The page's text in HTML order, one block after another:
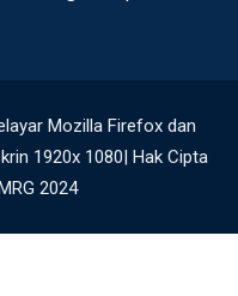
Mozilla Firefox dan
1920x 1080| Hak Cipta
2024